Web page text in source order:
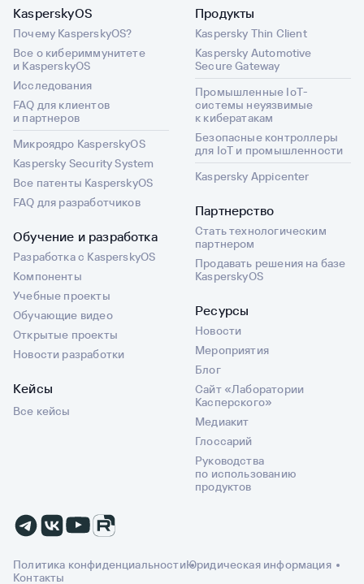
KasperskyOS
Почему KasperskyOS?
Все о кибериммунитете
и KasperskyOS
Исследования
FAQ для клиентов
и партнеров
Микроядро KasperskyOS
Kaspersky Security System
Все патенты KasperskyOS
FAQ для разработчиков
Обучение и разработка
Разработка с KasperskyOS
Компоненты
Учебные проекты
Обучающие видео
Открытые проекты
Новости разработки
Кейсы
Все кейсы
Продукты
Kaspersky Thin Client
Kaspersky Automotive
Secure Gateway
Промышленные IoT-
системы неуязвимые
к кибератакам
Безопасные контроллеры
для IoT и промышленности
Kaspersky Appicenter
Партнерство
Стать технологическим
партнером
Продавать решения на базе
KasperskyOS
Ресурсы
Новости
Мероприятия
Блог
Сайт «Лаборатории
Касперского»
Медиакит
Глоссарий
Руководства
по использованию
продуктов
Политика конфиденциальностиЮридическая информация
Контакты